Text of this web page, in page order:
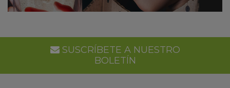
SUSCRÍBETE A NUESTRO
BOLETÍN